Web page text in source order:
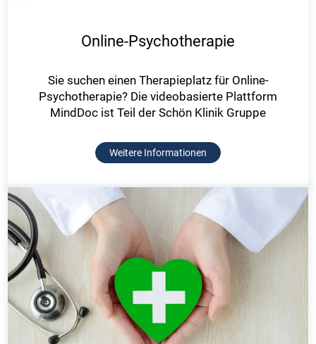
Online-Psychotherapie
Sie suchen einen Therapieplatz für Online-
Psychotherapie? Die videobasierte Plattform
MindDoc ist Teil der Schön Klinik Gruppe
Weitere Informationen